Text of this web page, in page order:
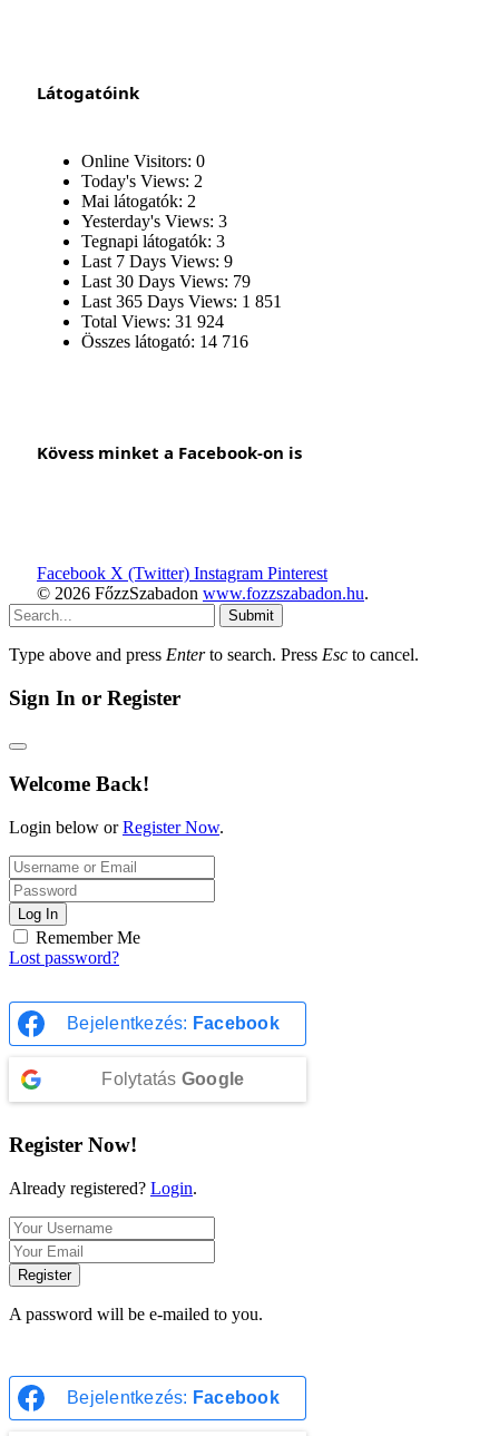
Látogatóink
Online Visitors: 0
Today's Views: 2
Mai látogatók: 2
Yesterday's Views: 3
Tegnapi látogatók: 3
Last 7 Days Views: 9
Last 30 Days Views: 79
Last 365 Days Views: 1 851
Total Views: 31 924
Összes látogató: 14 716
Kövess minket a Facebook-on is
Facebook X (Twitter) Instagram Pinterest
© 2026 FőzzSzabadon www.fozzszabadon.hu.
Submit
Type above and press Enterto search. Press Esc to cancel.
Sign In or Register
Welcome Back!
Login below orRegister Now.
Log In
Remember Me
Lost password?
Bejelentkezés: Facebook
Folytatás Google
Register Now!
Already registered? Login.
Register
A password will be e-mailed to you.
Bejelentkezés: Facebook